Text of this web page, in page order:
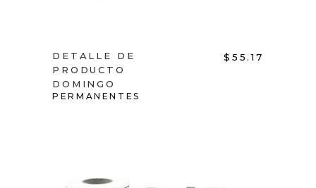
DETALLE DE
PRODUCTO
DOMINGO
$ 55.17
PERMANENTES